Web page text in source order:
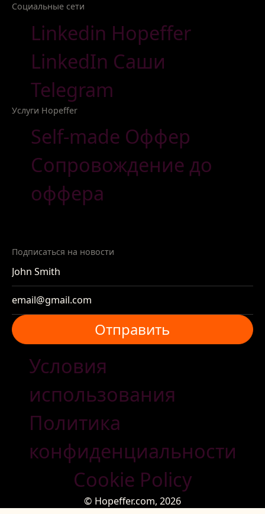
Социальные сети
Linkedin Hopeffer
LinkedIn Саши
Telegram
Услуги Hopeffer
Self-made Оффер
Сопровождение до
оффера
Подписаться на новости
Отправить Отправить
© Hopeffer.com, 2026
Условия
использования
Политика
конфиденциальности
Cookie Policy